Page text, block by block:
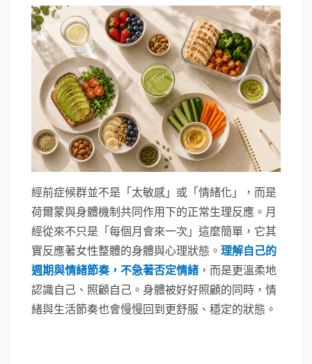
經前症候群並不是「太敏感」或「情緒化」，而是
荷爾蒙與身體機制共同作用下的正常生理反應。月
經從來不只是「每個月會來一次」這麼簡單，它其
實反應著女性整體的身體與心理狀態。 理解自己的
週期與情緒節奏，不急著否定情緒 ，而是更溫柔地
認識自己、照顧自己。身體被好好照顧的同時，情
緒與生活節奏也會慢慢回到更舒服、穩定的狀態。